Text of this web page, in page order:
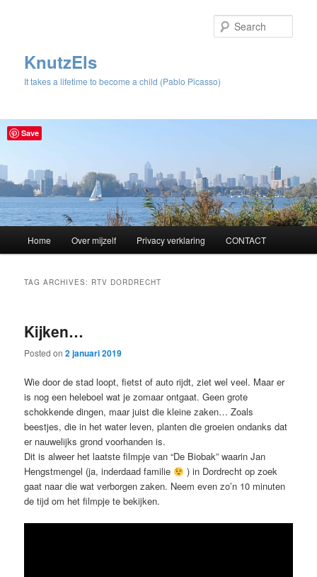
KnutzEls
It takes a lifetime to become a child (Pablo Picasso)
Skip
content
Skip
content
Home Over mijzelf Privacy verklaring CONTACT
TAG ARCHIVES: RTV DORDRECHT
Kijken…
Posted on2 januari 2019
Wie door de stad loopt, fietst of auto rijdt, ziet wel veel. Maar er
is nog een heleboel wat je zomaar ontgaat. Geen grote
schokkende dingen, maar juist die kleine zaken… Zoals
beestjes, die in het water leven, planten die groeien ondanks dat
er nauwelijks grond voorhanden is.
Dit is alweer het laatste filmpje van “De Biobak” waarin Jan
Hengstmengel (ja, inderdaad familie
) in Dordrecht op zoek
gaat naar die wat verborgen zaken. Neem even zo’n 10 minuten
de tijd om het filmpje te bekijken.
Save